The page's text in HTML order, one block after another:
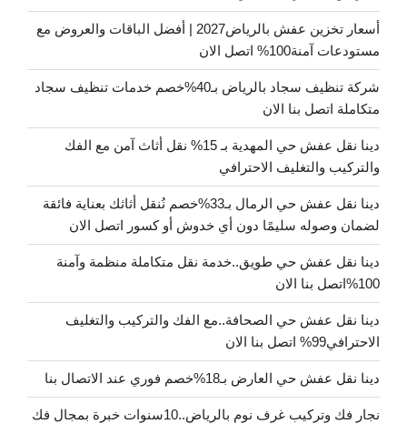
أسعار تخزين عفش بالرياض2027 | أفضل الباقات والعروض مع
مستودعات آمنة100% اتصل الان
شركة تنظيف سجاد بالرياض بـ40%خصم خدمات تنظيف سجاد
متكاملة اتصل بنا الان
دينا نقل عفش حي المهدية بـ 15% نقل أثاث آمن مع الفك
والتركيب والتغليف الاحترافي
دينا نقل عفش حي الرمال بـ33%خصم نُنقل أثاثك بعناية فائقة
لضمان وصوله سليمًا دون أي خدوش أو كسور اتصل الان
دينا نقل عفش حي طويق..خدمة نقل متكاملة منظمة وآمنة
100%اتصل بنا الان
دينا نقل عفش حي الصحافة..مع الفك والتركيب والتغليف
الاحترافي99% اتصل بنا الان
دينا نقل عفش حي العارض بـ18%خصم فوري عند الاتصال بنا
نجار فك وتركيب غرف نوم بالرياض..10سنوات خبرة بمجال فك